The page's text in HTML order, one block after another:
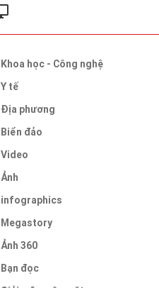
Khoa học - Công nghệ
Y tế
Địa phương
Biển đảo
Video
Ảnh
infographics
Megastory
Ảnh 360
Bạn đọc